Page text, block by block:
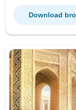
Download